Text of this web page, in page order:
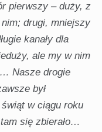
pierwszy – duży, z
drugi, mniejszy
kanały dla
ale my w nim
Nasze drogie
był
w ciągu roku
się zbierało…